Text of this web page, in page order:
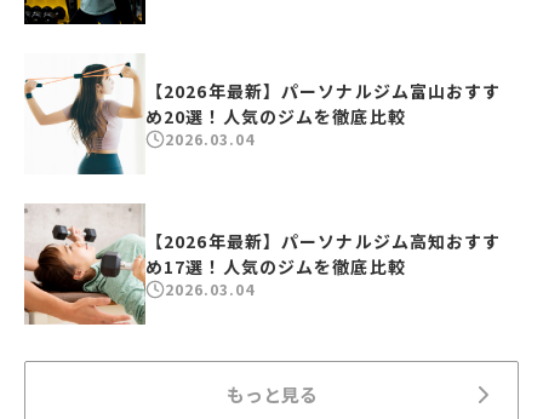
【2026年最新】パーソナルジム富山おすす
め20選！人気のジムを徹底比較
2026.03.04
【2026年最新】パーソナルジム高知おすす
め17選！人気のジムを徹底比較
2026.03.04
もっと見る